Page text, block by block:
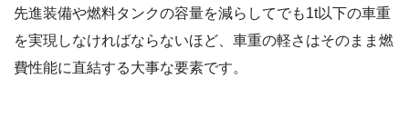
先進装備や燃料タンクの容量を減らしてでも1t以下の車重
を実現しなければならないほど、車重の軽さはそのまま燃
費性能に直結する大事な要素です。